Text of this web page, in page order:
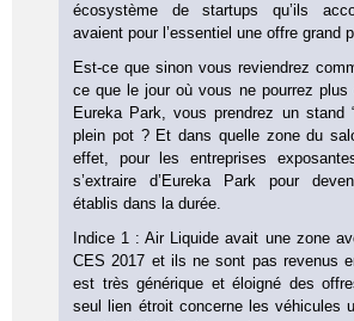
écosystème de startups qu’ils
avaient pour l’essentiel une offre grand
Est-ce que sinon vous reviendrez
ce que le jour où vous ne pourrez plus
Eureka Park, vous prendrez un stand
plein pot ? Et dans quelle zone du
effet, pour les entreprises
s’extraire d’Eureka Park pour
établis dans la durée.
Indice 1 : Air Liquide avait une zone
CES 2017 et ils ne sont pas revenus
est très générique et éloigné des
seul lien étroit concerne les véhicules